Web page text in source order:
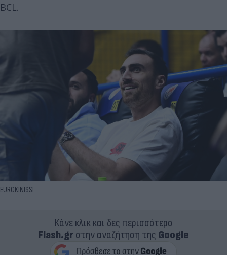
BCL.
EUROKINISSI
Κάνε κλικ και δες περισσότερο
Flash.grστην αναζήτηση της Google